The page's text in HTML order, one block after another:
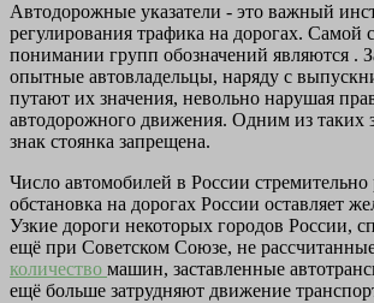
Автодорожные указатели - это важный
регулирования трафика на дорогах. Самой
понимании групп обозначений являются .
опытные автовладельцы, наряду с
путают их значения, невольно нарушая
автодорожного движения. Одним из таких
знак стоянка запрещена.
Число автомобилей в России стремительно
обстановка на дорогах России оставляет
Узкие дороги некоторых городов России,
ещё при Советском Союзе, не
количество машин, заставленные
ещё больше затрудняют движение